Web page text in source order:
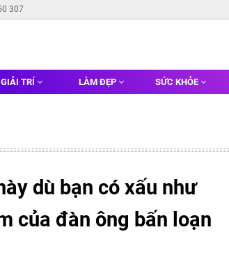
307
GIẢI TRÍ LÀM ĐẸP SỨC KHỎE
dù bạn có xấu như
của đàn ông bấn loạn